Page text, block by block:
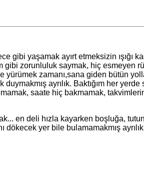
yaşamak ayırt etmeksizin ışığı
gibi zorunluluk saymak, hiç esmeyen
yürümek zamanı,sana giden bütün
ayrılık. Baktığım her
saate hiç bakmamak,
en deli hızla kayarken boşluğa,
yer bile bulamamakmış ayrılık.